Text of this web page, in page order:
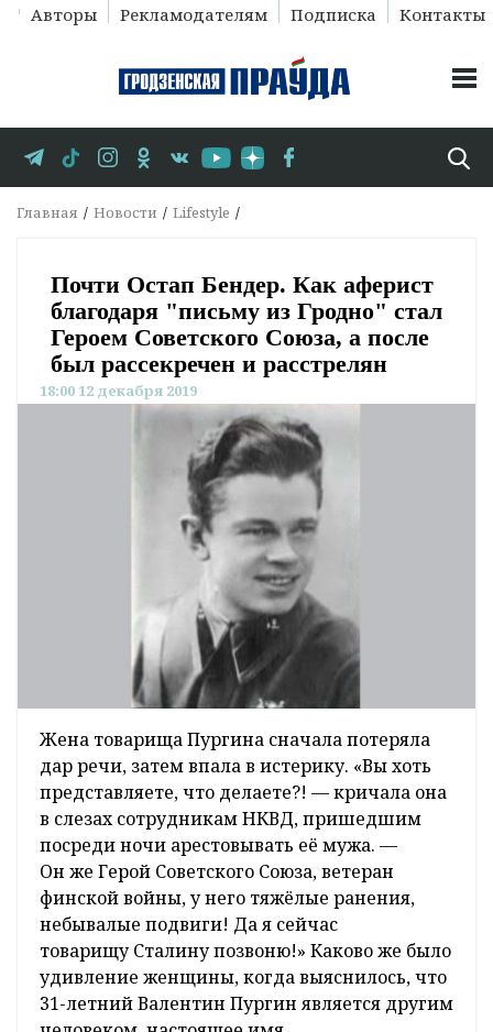
Авторы Рекламодателям Подписка Контакты
Главная Новости Lifestyle
Почти Остап Бендер. Как аферист
благодаря "письму из Гродно" стал
Героем Советского Союза, а после
был рассекречен и расстрелян
18:00 12 декабря 2019
Жена товарища Пургина сначала потеряла
дар речи, затем впала в истерику. «Вы хоть
представляете, что делаете?! — кричала она
в слезах сотрудникам НКВД, пришедшим
посреди ночи арестовывать её мужа. —
Он же Герой Советского Союза, ветеран
финской войны, у него тяжёлые ранения,
небывалые подвиги! Да я сейчас
товарищу Сталину позвоню!» Каково же было
удивление женщины, когда выяснилось, что
31-летний Валентин Пургин является другим